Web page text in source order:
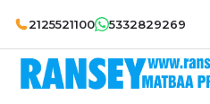
2125521100 5332829269